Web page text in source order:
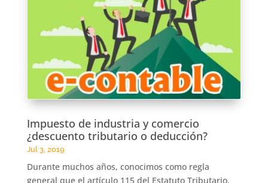
Impuesto de industria y comercio
¿descuento tributario o deducción?
Jul 3, 2019
Durante muchos años, conocimos como regla
general que el artículo 115 del Estatuto Tributario,